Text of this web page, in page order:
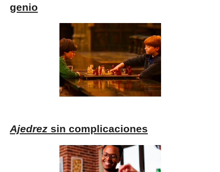
genio
Ajedrez sin complicaciones